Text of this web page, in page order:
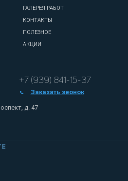
ГАЛЕРЕЯ РАБОТ
КОНТАКТЫ
ПОЛЕЗНОЕ
АКЦИИ
+7 (939) 841-15-37
Заказать звонок
д. 47